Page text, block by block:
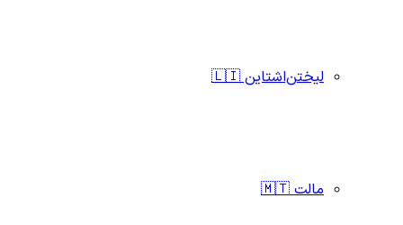
لیختن‌اشتاین 🇱🇮
مالت 🇲🇹